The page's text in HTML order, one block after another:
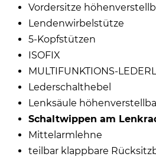
Vordersitze
Lendenwirbelstütze
5-Kopfstützen
ISOFIX
MULTIFUNKTIONS-
Lederschalthebel
Lenksäule
Schaltwippen am
Mittelarmlehne
teilbar klappbare